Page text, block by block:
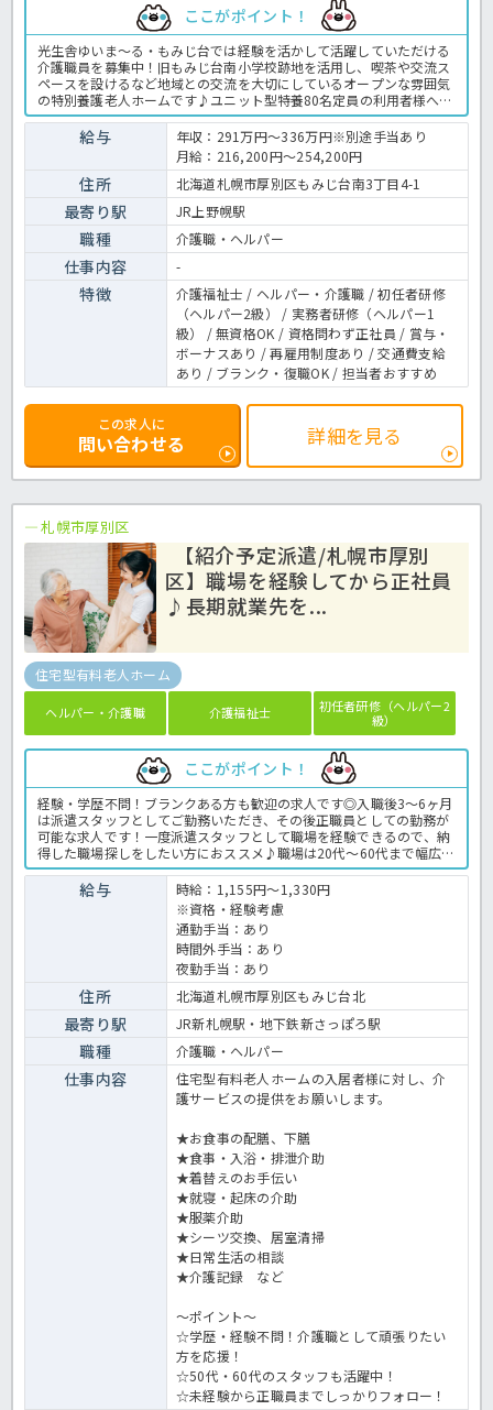
ここがポイント！
光生舎ゆいま～る・もみじ台では経験を活かして活躍していただける
介護職員を募集中！旧もみじ台南小学校跡地を活用し、喫茶や交流ス
ペースを設けるなど地域との交流を大切にしているオープンな雰囲気
の特別養護老人ホームです♪ユニット型特養80名定員の利用者様への
身体介護や入浴・食事介助、レクリエーションや記録作成などを主な
お仕事としてお任せします。扶養手当や燃料手当など豊富な手当や退
職金制度などの充実した福利厚生も魅力的！まずはお気軽にほっ介護
までお問い合わせください！特養での介護業務全般です。＜介護職
正職員 特養の求人＞
給与
年収：291万円～336万円※別途手当あり
月給：216,200円～254,200円
住所 北海道札幌市厚別区もみじ台南3丁目4-1
最寄り駅 JR上野幌駅
職種 介護職・ヘルパー
仕事内容 -
特徴
介護福祉士 / ヘルパー・介護職 / 初任者研修
（ヘルパー2級） / 実務者研修（ヘルパー1
級） / 無資格OK / 資格問わず正社員 / 賞与・
ボーナスあり / 再雇用制度あり / 交通費支給
あり / ブランク・復職OK / 担当者おすすめ
この求人に
問い合わせる 詳細を見る
札幌市厚別区
【紹介予定派遣/札幌市厚別
区】職場を経験してから正社員
♪長期就業先を...
住宅型有料老人ホーム
ヘルパー・介護職 介護福祉士
初任者研修（ヘルパー2
級）
ここがポイント！
経験・学歴不問！ブランクある方も歓迎の求人です◎入職後3～6ヶ月
は派遣スタッフとしてご勤務いただき、その後正職員としての勤務が
可能な求人です！一度派遣スタッフとして職場を経験できるので、納
得した職場探しをしたい方におススメ♪職場は20代～60代まで幅広い
スタッフが在籍しており、女性も男性も活躍する風通しの良い雰囲気
です！日常的に支援を必要とする高齢者の方と障がいをお持ちの方が
入居している住宅型有料老人ホーム。未経験の方やブランクがある方
は、出来ることから少しずつ覚えてもらうので、安心してお仕事をス
タートできます！ご興味のある方は、ほっ介護までお問い合わせくだ
さい◎住宅型有料老人ホームでの介護業務全般です。 ＜介護職 紹介
予定派遣 住宅型有料老人ホームの求人＞
給与
時給：1,155円～1,330円
※資格・経験考慮
通勤手当：あり
時間外手当：あり
夜勤手当：あり
住所 北海道札幌市厚別区もみじ台北
最寄り駅 JR新札幌駅・地下鉄新さっぽろ駅
職種 介護職・ヘルパー
仕事内容
住宅型有料老人ホームの入居者様に対し、介
護サービスの提供をお願いします。
★お食事の配膳、下膳
★食事・入浴・排泄介助
★着替えのお手伝い
★就寝・起床の介助
★服薬介助
★シーツ交換、居室清掃
★日常生活の相談
★介護記録 など
～ポイント～
☆学歴・経験不問！介護職として頑張りたい
方を応援！
☆50代・60代のスタッフも活躍中！
☆未経験から正職員までしっかりフォロー！